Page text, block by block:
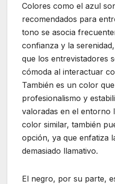
Colores como el azul
recomendados para
tono se asocia
confianza y la
que los entrevistadores
cómoda al interactuar
También es un color
profesionalismo y
valoradas en el entorno
color similar, también
opción, ya que enfatiza
demasiado llamativo.
El negro, por su parte,